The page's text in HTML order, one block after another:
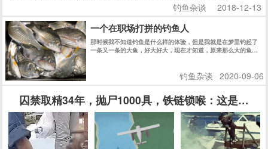
钓鱼杂谈 2018-12-13
一个在职场打拼的钓鱼人
那时候我不知道钓鱼是什么样的体验，但是我就是在梦里钓起了
一条又一条的大鱼，好大好大，现在才知道，原来那么大的鱼，
钓鱼杂谈 2020-09-06
囚禁取精34年，抛尸1000具，铁链锁喉：这是一场